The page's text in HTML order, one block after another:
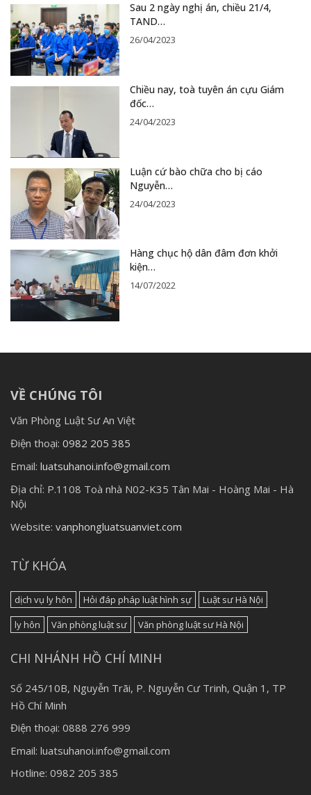
Sau 2 ngày nghị án, chiều 21/4,
TAND…
26/04/2023
Chiều nay, toà tuyên án cựu Giám
đốc…
24/04/2023
Luận cứ bào chữa cho bị cáo
Nguyễn…
24/04/2023
Hàng chục hộ dân đâm đơn khởi
kiện…
14/07/2022
VỀ CHÚNG TÔI
Văn Phòng Luật Sư An Việt
Điện thoại: 0982 205 385
Email: luatsuhanoi.info@gmail.com
Địa chỉ: P.1108 Toà nhà N02-K35 Tân Mai - Hoàng Mai - Hà
Nội
Website: vanphongluatsuanviet.com
TỪ KHÓA
dịch vụ ly hôn Hỏi đáp pháp luật hình sự
Luật sư Hà Nội
ly hôn
Văn phòng luật sư Văn phòng luật sư Hà Nội
CHI NHÁNH HỒ CHÍ MINH
Số 245/10B, Nguyễn Trãi, P. Nguyễn Cư Trinh, Quận 1, TP
Hồ Chí Minh
Điện thoại: 0888 276 999
Email: luatsuhanoi.info@gmail.com
Hotline: 0982 205 385